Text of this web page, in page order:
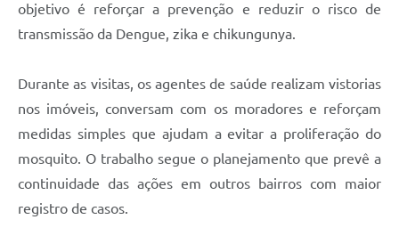
objetivo é reforçar a prevenção e reduzir o risco de
transmissão da Dengue, zika e chikungunya.
Durante as visitas, os agentes de saúde realizam vistorias
nos imóveis, conversam com os moradores e reforçam
medidas simples que ajudam a evitar a proliferação do
mosquito. O trabalho segue o planejamento que prevê a
continuidade das ações em outros bairros com maior
registro de casos.